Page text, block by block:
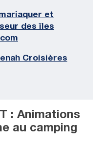
et
des îles
Croisières
: Animations
au camping